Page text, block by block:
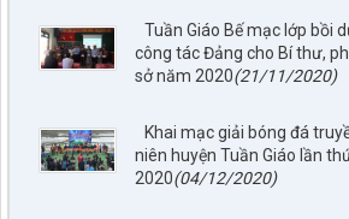
Tuần Giáo Bế mạc lớp bồi
công tác Đảng cho Bí thư,
sở năm 2020(21/11/2020)
Khai mạc giải bóng đá
niên huyện Tuần Giáo lần
2020(04/12/2020)